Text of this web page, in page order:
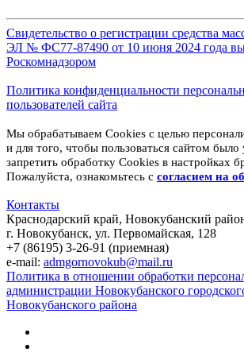
Свидетельство о регистрации средства
ЭЛ № ФС77-87490 от 10 июня 2024 года
Роскомнадзором
Политика конфиденциальности
пользователей сайта
Мы обрабатываем Cookies с целью
и для того, чтобы пользоваться сайтом
запретить обработку Cookies в настройках
Пожалуйста, ознакомьтесь с согласием на
Контакты
Краснодарский край, Новокубанский
г. Новокубанск, ул. Первомайская, 128
+7 (86195) 3-26-91 (приемная)
e-mail: admgornovokub@mail.ru
Политика в отношении обработки
администрации Новокубанского
Новокубанского района